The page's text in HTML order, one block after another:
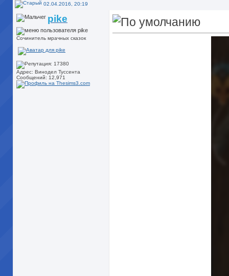
02.04.2016, 20:19
pike
Сочинитель мрачных сказок
Адрес: Винодел Туссента
Сообщений: 12,971